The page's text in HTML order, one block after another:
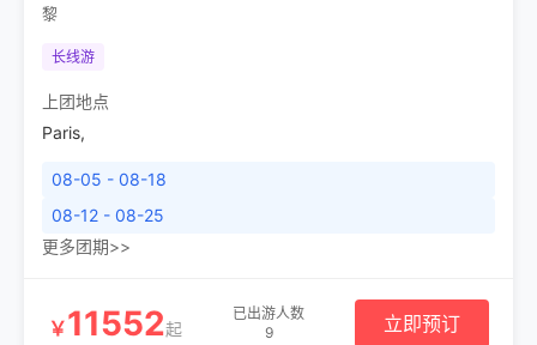
黎
长线游
上团地点
Paris,
08-05 - 08-18
08-12 - 08-25
更多团期>>
￥11552起
已出游人数
9
立即预订